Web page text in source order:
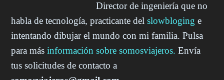
Director de ingeniería que no
habla de tecnología, practicante delslowbloging e
intentando dibujar el mundo con mi familia. Pulsa
para másinformación sobre somosviajeros. Envía
tus solicitudes de contacto a